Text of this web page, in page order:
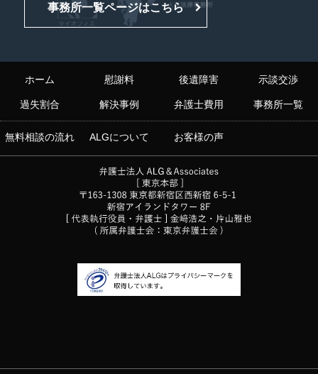
事務所一覧ページはこちら
ホーム 慰謝料 後遺障害 示談交渉
過失割合 解決事例 弁護士費用 事務所一覧
無料相談の流れ ALGについて お客様の声